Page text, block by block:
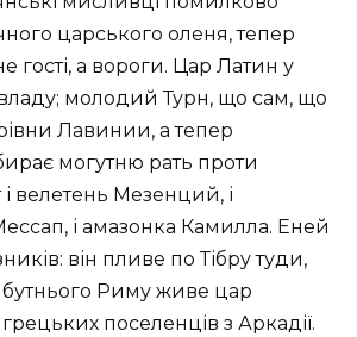
царського оленя, тепер
гості, а вороги. Цар Латин у
владу; молодий Турн, що сам, що
Лавинии, а тепер
могутню рать проти
і велетень Мезенций, і
і амазонка Камилла. Еней
він пливе по Тібру туди,
Риму живе цар
поселенців з Аркадії.